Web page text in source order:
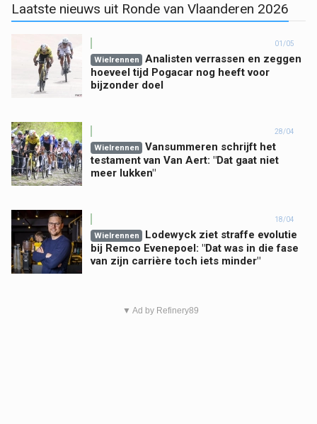
Laatste nieuws uit Ronde van Vlaanderen 2026
01/05
Wielrennen
Analisten verrassen en zeggen
hoeveel tijd Pogacar nog heeft voor
bijzonder doel
28/04
Wielrennen
Vansummeren schrijft het
testament van Van Aert: "Dat gaat niet
meer lukken"
18/04
Wielrennen
Lodewyck ziet straffe evolutie
bij Remco Evenepoel: "Dat was in die fase
van zijn carrière toch iets minder"
▼ Ad by Refinery89